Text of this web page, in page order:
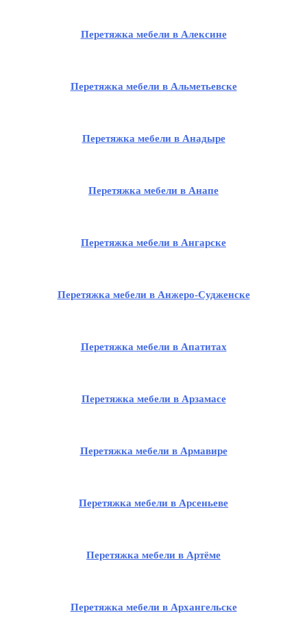
Перетяжка мебели в Алексине
Перетяжка мебели в Альметьевске
Перетяжка мебели в Анадыре
Перетяжка мебели в Анапе
Перетяжка мебели в Ангарске
Перетяжка мебели в Анжеро-Судженске
Перетяжка мебели в Апатитах
Перетяжка мебели в Арзамасе
Перетяжка мебели в Армавире
Перетяжка мебели в Арсеньеве
Перетяжка мебели в Артёме
Перетяжка мебели в Архангельске